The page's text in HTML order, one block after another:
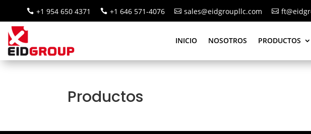
 +1 954 650 4371  +1 646 571-4076  sales@eidgroupllc.com 
INICIO NOSOTROS PRODUCTOS
Productos